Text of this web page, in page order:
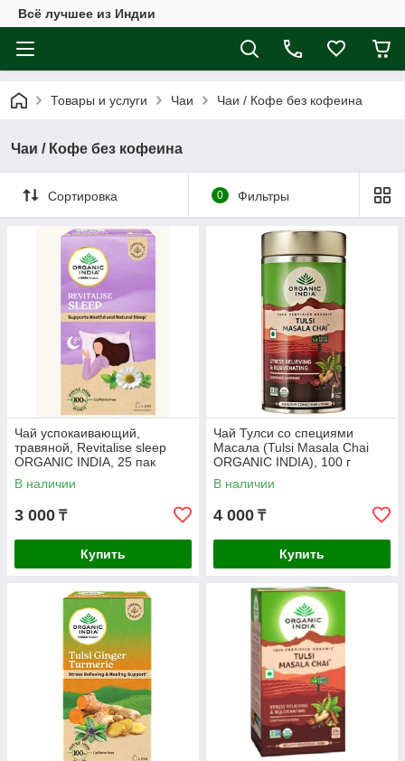
Всё лучшее из Индии
Товары и услуги Чаи Чаи / Кофе без кофеина
Чаи / Кофе без кофеина
Сортировка 0 Фильтры
Чай успокаивающий,
травяной, Revitalise sleep
ORGANIC INDIA, 25 пак
В наличии
3 000 ₸
Купить
Чай Тулси со специями
Масала (Tulsi Masala Chai
ORGANIC INDIA), 100 г
В наличии
4 000 ₸
Купить